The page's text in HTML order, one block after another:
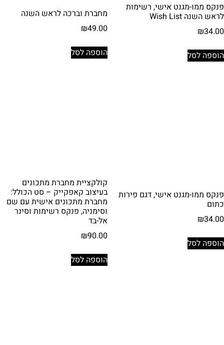
פנקס ממו-מגנט אישי, רשימות
לראש השנה Wish List
₪34.00
הוספה לסל
מחברת וברכה לראש השנה
₪49.00
הוספה לסל
פנקס ממו-מגנט אישי, דגם פירות
כתום
₪34.00
הוספה לסל
קולקציית מחברת מתכונים
בעיצוב קאפקייק – סט הכולל:
מחברת מתכונים אישית עם שם
וסימניה, פנקס רשימות וסינר
אל-בד
₪90.00
הוספה לסל